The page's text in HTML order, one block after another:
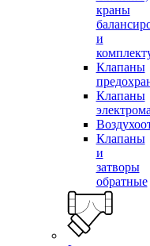
краны
и
Клапаны
Клапаны
Клапаны
и
затворы
обратные